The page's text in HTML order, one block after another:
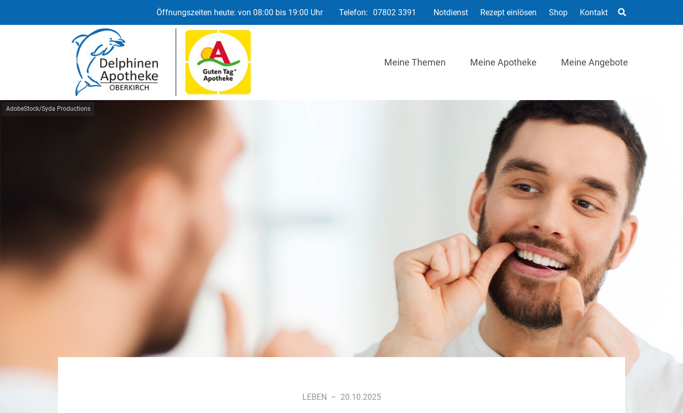
Öffnungszeiten heute: von 08:00 bis 19:00 Uhr Telefon: 07802 3391 Notdienst Rezept einlösen Shop Kontakt
Meine Themen Meine Apotheke Meine Angebote
AdobeStock/Syda Productions
LEBEN – 20.10.2025